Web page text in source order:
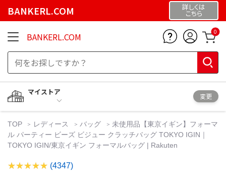
BANKERL.COM 詳しくは
こちら
BANKERL.COM 0
マイストア
変更
TOP レディース バッグ
未使用品【東京イギン】フォーマ
ル パーティー ビーズ ビジュー クラッチバッグ TOKYO IGIN｜
TOKYO IGIN/東京イギン フォーマルバッグ | Rakuten
(4347)